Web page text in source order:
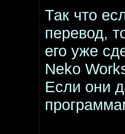
Так что
перевод,
его уже
Neko
Если они